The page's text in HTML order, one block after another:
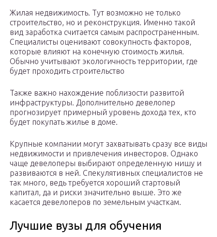
Жилая недвижимость. Тут возможно не только
строительство, но и реконструкция. Именно такой
вид заработка считается самым распространенным.
Специалисты оценивают совокупность факторов,
которые влияют на конечную стоимость жилья.
Обычно учитывают экологичность территории, где
будет проходить строительство
Также важно нахождение поблизости развитой
инфраструктуры. Дополнительно девелопер
прогнозирует примерный уровень дохода тех, кто
будет покупать жилье в доме.
Крупные компании могут захватывать сразу все виды
недвижимости и привлечения инвесторов. Однако
чаще девелоперы выбирают определенную нишу и
развиваются в ней. Спекулятивных специалистов не
так много, ведь требуется хороший стартовый
капитал, да и риски значительно выше. Это же
касается девелоперов по земельным участкам.
Лучшие вузы для обучения